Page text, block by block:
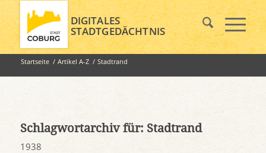
DIGITALES
STADTGEDÄCHTNIS
Startseite / Artikel A-Z / Stadtrand
Schlagwortarchiv für: Stadtrand
1938